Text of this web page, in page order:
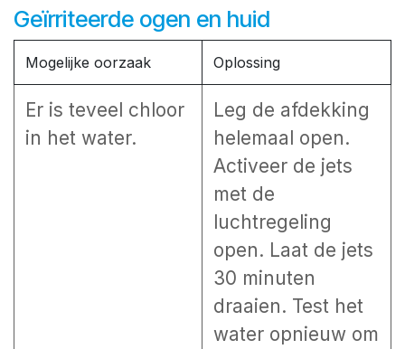
Geïrriteerde ogen en huid
Mogelijke oorzaak Oplossing
Er is teveel chloor
in het water.
Leg de afdekking
helemaal open.
Activeer de jets
met de
luchtregeling
open. Laat de jets
30 minuten
draaien. Test het
water opnieuw om